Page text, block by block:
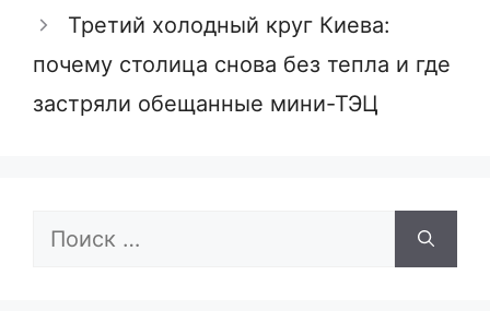
Третий холодный круг Киева:
почему столица снова без тепла и где
застряли обещанные мини-ТЭЦ
Поиск: